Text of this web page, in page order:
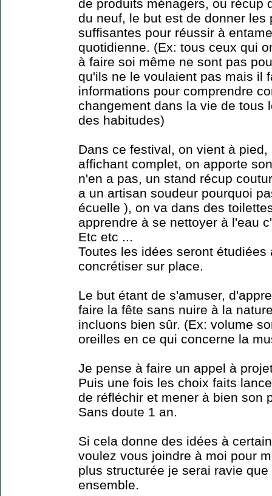
de produits ménagers, ou récup
du neuf, le but est de donner les
suffisantes pour réussir à
quotidienne. (Ex: tous ceux qui
à faire soi même ne sont pas
qu'ils ne le voulaient pas mais il
informations pour comprendre
changement dans la vie de tous
des habitudes)
Dans ce festival, on vient à
affichant complet, on apporte
n'en a pas, un stand récup
a un artisan soudeur pourquoi
écuelle ), on va dans des
apprendre à se nettoyer à l'eau
Etc etc ...
Toutes les idées seront étudiées
concrétiser sur place.
Le but étant de s'amuser,
faire la fête sans nuire à la
incluons bien sûr. (Ex: volume
oreilles en ce qui concerne la
Je pense à faire un appel à
Puis une fois les choix faits
de réfléchir et mener à bien son
Sans doute 1 an.
Si cela donne des idées à
voulez vous joindre à moi pour
plus structurée je serai ravie
ensemble.